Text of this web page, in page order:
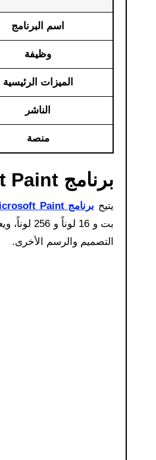
اسم البرنامج
وظيفة
الميزات الرئيسية
الناشر
منصة
برنامج Microsoft Paint الرسام للكمبيوتر:
يتيح برنامج Microsoft Paint الرسام للكمبيوتر
بت و 16
التصميم والرسم الأخرى.